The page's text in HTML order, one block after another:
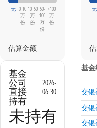
无 0-10
万
份
10-50
万
份
50-
100
万
份
>100
万
份
估算金额 —
无
基金
公司
直接
持有
2026-
06-30
未持有
交银
交银
交银